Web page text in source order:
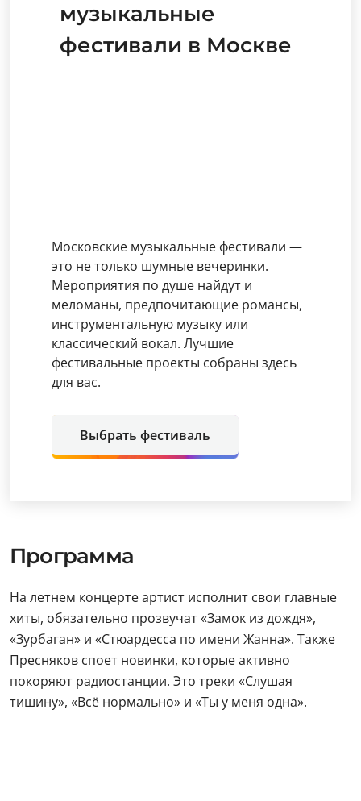
музыкальные
фестивали в Москве
Московские музыкальные фестивали —
это не только шумные вечеринки.
Мероприятия по душе найдут и
меломаны, предпочитающие романсы,
инструментальную музыку или
классический вокал. Лучшие
фестивальные проекты собраны здесь
для вас.
Выбрать фестиваль
Программа
На летнем концерте артист исполнит свои главные
хиты, обязательно прозвучат «Замок из дождя»,
«Зурбаган» и «Стюардесса по имени Жанна». Также
Пресняков споет новинки, которые активно
покоряют радиостанции. Это треки «Слушая
тишину», «Всё нормально» и «Ты у меня одна».